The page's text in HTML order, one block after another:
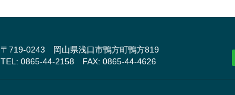
〒719-0243 岡山県浅口市鴨方町鴨方819
TEL: 0865-44-2158 FAX: 0865-44-4626